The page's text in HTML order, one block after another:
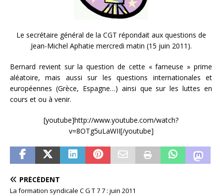
Le secrétaire général de la CGT répondait aux questions de
Jean-Michel Aphatie mercredi matin (15 juin 2011).
Bernard revient sur la question de cette « fameuse » prime
aléatoire, mais aussi sur les questions internationales et
européennes (Grèce, Espagne…) ainsi que sur les luttes en
cours et ou à venir.
[youtube]http://www.youtube.com/watch?
v=8OTg5uLaWII[/youtube]
PRÉCÉDENT
La formation syndicale C G T 7 7 : juin 2011